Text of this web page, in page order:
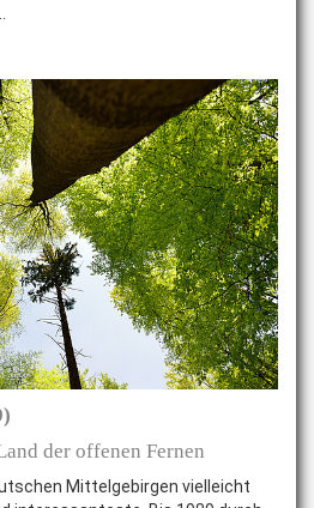
der offenen Fernen
Mittelgebirgen vielleicht